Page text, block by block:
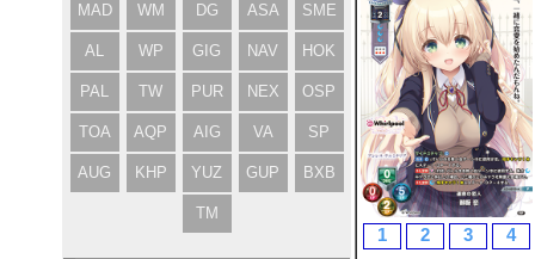
MAD WM DG ASA SME
AL WP GIG NAV HOK
PAL TW PUR NEX OSP
TOA AQP AIG VA SP
AUG KHP YUZ GUP BXB
TM
1 2 3 4